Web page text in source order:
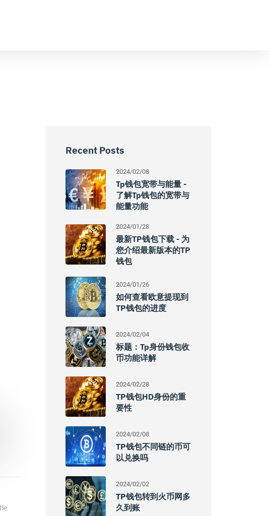
Recent Posts
2024/02/08
Tp钱包宽带与能量 -
了解Tp钱包的宽带与
能量功能
2024/01/28
最新TP钱包下载 - 为
您介绍最新版本的TP
钱包
2024/01/26
如何查看欧意提现到
TP钱包的进度
2024/02/04
标题：tp身份钱包收
币功能详解
2024/02/28
TP钱包HD身份的重
要性
2024/02/08
TP钱包不同链的币可
以兑换吗
2024/02/02
TP钱包转到火币网多
久到账